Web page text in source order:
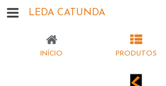
LEDA CATUNDA
INÍCIO PRODUTOS